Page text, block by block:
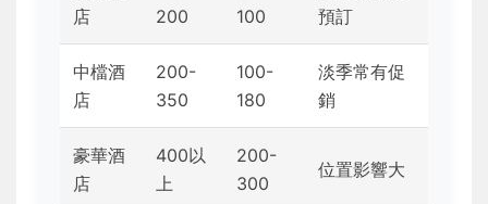
店
200
100
預訂
中檔酒
店
200-
350
100-
180
淡季常有促
銷
豪華酒
店
400以
上
200-
300
位置影響大